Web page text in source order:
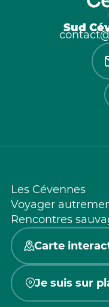
Sud
Les Cévennes
Voyager
Rencontres
Carte
Je suis sur